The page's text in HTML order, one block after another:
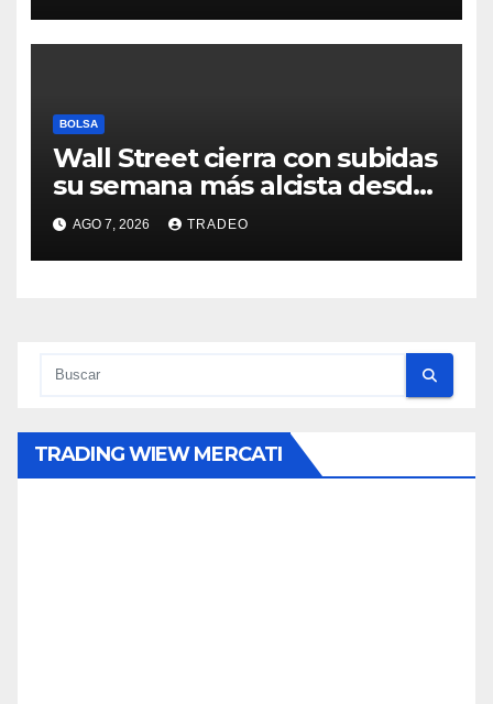
BOLSA
Wall Street cierra con subidas
su semana más alcista desde
abril
AGO 7, 2026 TRADEO
TRADING WIEW MERCATI